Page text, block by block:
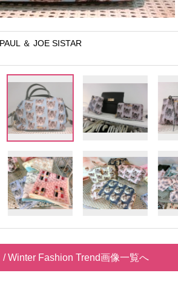
＆ JOE SISTAR
/ Winter Fashion Trend画像一覧へ